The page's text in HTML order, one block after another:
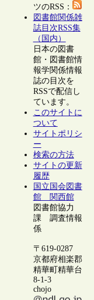
ツのRSS：
図書館関係雑
誌目次RSS集
（国内）
日本の図書
館・図書館情
報学関係情報
誌の目次を
RSSで配信し
ています。
このサイトに
ついて
サイトポリシ
ー
検索の方法
サイトの更新
履歴
国立国会図書
館 関西館
図書館協力
課 調査情報
係
〒619-0287
京都府相楽郡
精華町精華台
8-1-3
chojo